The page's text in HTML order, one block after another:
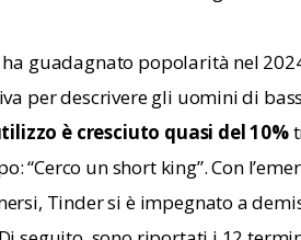
guadagnato popolarità nel
per descrivere gli uomini di
è cresciuto quasi del 10%
“Cerco un short king”. Con
Tinder si è impegnato a